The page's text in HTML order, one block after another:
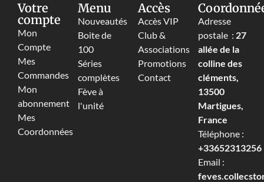
Votre
compte
Mon
Compte
Mes
Commandes
Mon
abonnement
Mes
Coordonnées
Menu
Nouveautés
Boite de
100
Séries
complètes
Fève à
l'unité
Accès
Accès VIP
Club &
Associations
Promotions
Contact
Adresse
postale : 27
allée de la
colline des
cléments,
13500
Martigues,
France
Téléphone :
+33652313256‬
Email :